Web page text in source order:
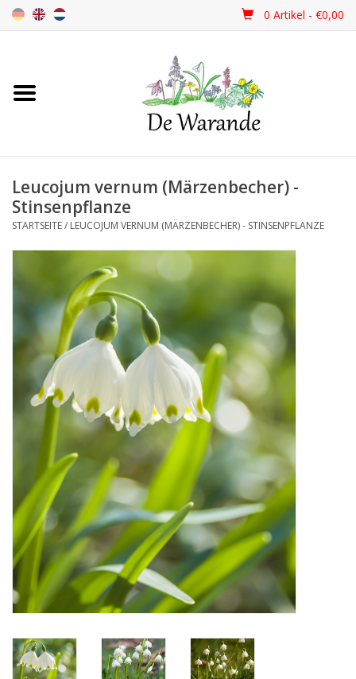
0 Artikel - €0,00
Startseite
Frühjahrsblüher
Herbstblüher
Schattenpflanzen
Angebote
Bodenverbesserung
SONSTIGE PRODUKTE
Beratung
Unser Garten!
Starke Zwiebel Tage
Neuigkeiten
Leucojum vernum (Märzenbecher) -
Stinsenpflanze
STARTSEITE/ LEUCOJUM VERNUM (MÄRZENBECHER) - STINSENPFLANZE